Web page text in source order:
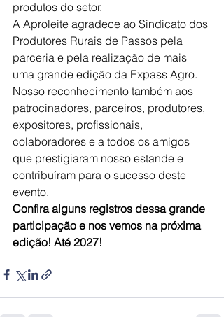
produtos do setor.
A Aproleite agradece ao Sindicato dos
Produtores Rurais de Passos pela
parceria e pela realização de mais
uma grande edição da Expass Agro.
Nosso reconhecimento também aos
patrocinadores, parceiros, produtores,
expositores, profissionais,
colaboradores e a todos os amigos
que prestigiaram nosso estande e
contribuíram para o sucesso deste
evento.
Confira alguns registros dessa grande
participação e nos vemos na próxima
edição! Até 2027!